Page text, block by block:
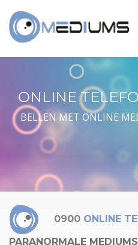
ONLINE
BELLEN MET ONLINE
0900 ONLINE
PARANORMALE MEDIUMS